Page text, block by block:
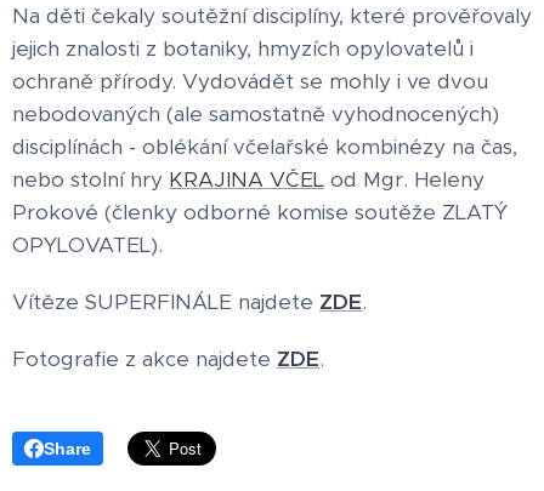
Na děti čekaly soutěžní disciplíny, které prověřovaly
jejich znalosti z botaniky, hmyzích opylovatelů i
ochraně přírody. Vydovádět se mohly i ve dvou
nebodovaných (ale samostatně vyhodnocených)
disciplínách - oblékání včelařské kombinézy na čas,
nebo stolní hry KRAJINA VČEL od Mgr. Heleny
Prokové (členky odborné komise soutěže ZLATÝ
OPYLOVATEL).
Vítěze SUPERFINÁLE najdete ZDE.
Fotografie z akce najdete ZDE.
Share